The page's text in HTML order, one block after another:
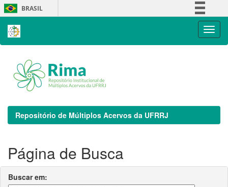
Skip
navigation
BRASIL
Repositório de Múltiplos Acervos da UFRRJ
Página de Busca
Buscar em: